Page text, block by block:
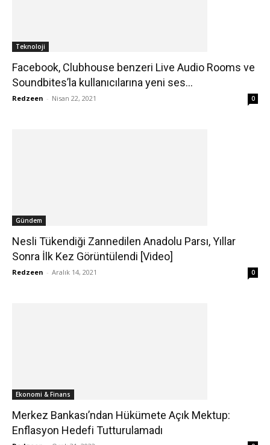
Teknoloji
Facebook, Clubhouse benzeri Live Audio Rooms ve
Soundbites’la kullanıcılarına yeni ses...
Redzeen - Nisan 22, 2021 0
Gündem
Nesli Tükendiği Zannedilen Anadolu Parsı, Yıllar
Sonra İlk Kez Görüntülendi [Video]
Redzeen - Aralık 14, 2021 0
Ekonomi & Finans
Merkez Bankası’ndan Hükümete Açık Mektup:
Enflasyon Hedefi Tutturulamadı